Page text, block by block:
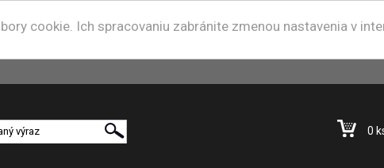
cookie. Ich spracovaniu zabránite zmenou nastavenia v
0